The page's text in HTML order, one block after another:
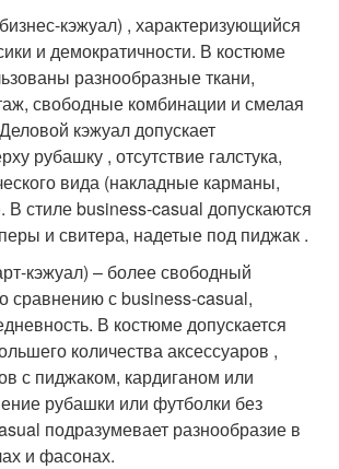
кэжуал) , характеризующийся
и демократичности. В костюме
разнообразные ткани,
свободные комбинации и смелая
кэжуал допускает
рубашку , отсутствие галстука,
вида (накладные карманы,
В стиле business-casual допускаются
и свитера, надетые под пиджак .
кэжуал) – более свободный
сравнению с business-casual,
В костюме допускается
количества аксессуаров ,
с пиджаком, кардиганом или
рубашки или футболки без
подразумевает разнообразие в
и фасонах.